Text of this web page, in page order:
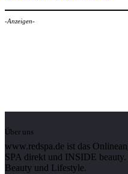
-Anzeigen-
Über uns
www.redspa.de ist das
SPA direkt und INSIDE
Beauty und Lifestyle.